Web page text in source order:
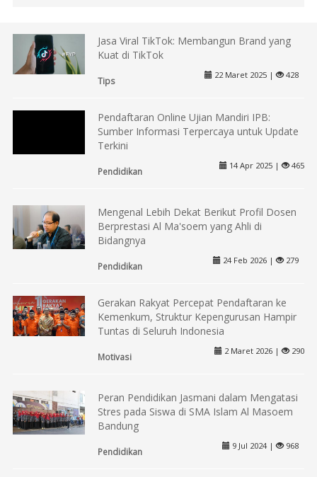
Jasa Viral TikTok: Membangun Brand yang
Kuat di TikTok
Tips
22 Maret 2025 | 428
Pendaftaran Online Ujian Mandiri IPB:
Sumber Informasi Terpercaya untuk Update
Terkini
Pendidikan
14 Apr 2025 | 465
Mengenal Lebih Dekat Berikut Profil Dosen
Berprestasi Al Ma'soem yang Ahli di
Bidangnya
Pendidikan
24 Feb 2026 | 279
Gerakan Rakyat Percepat Pendaftaran ke
Kemenkum, Struktur Kepengurusan Hampir
Tuntas di Seluruh Indonesia
Motivasi
2 Maret 2026 | 290
Peran Pendidikan Jasmani dalam Mengatasi
Stres pada Siswa di SMA Islam Al Masoem
Bandung
Pendidikan
9 Jul 2024 | 968